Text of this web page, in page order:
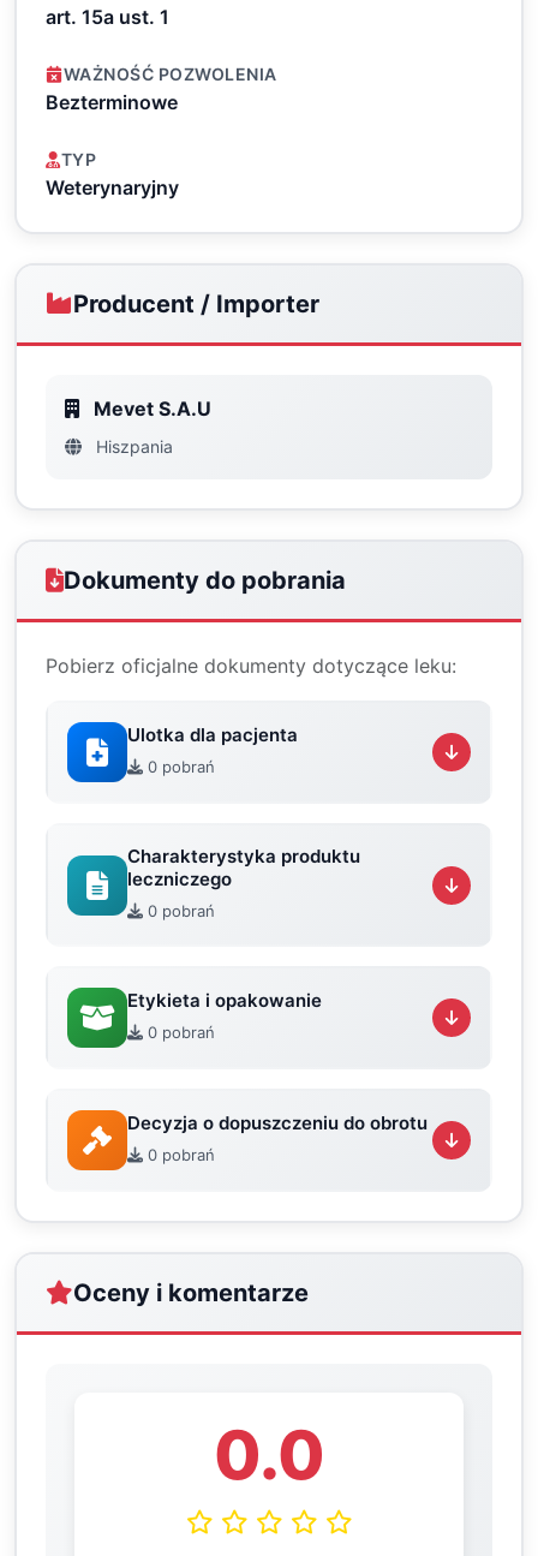
art. 15a ust. 1
WAŻNOŚĆ POZWOLENIA
Bezterminowe
TYP
Weterynaryjny
Producent / Importer
Mevet S.A.U
Hiszpania
Dokumenty do pobrania
Pobierz oficjalne dokumenty dotyczące leku:
Ulotka dla pacjenta
0 pobrań
Charakterystyka produktu
leczniczego
0 pobrań
Etykieta i opakowanie
0 pobrań
Decyzja o dopuszczeniu do obrotu
0 pobrań
Oceny i komentarze
0.0